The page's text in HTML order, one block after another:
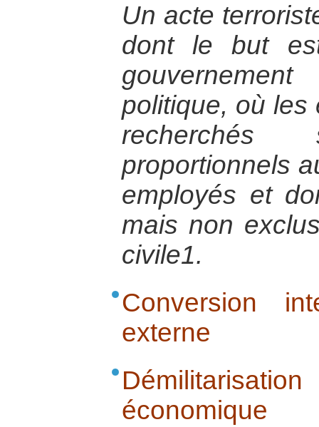
Un acte
dont le but
politique, où les
recherchés
proportionnels
employés et
mais non
civile1.
Conversion
externe
économique